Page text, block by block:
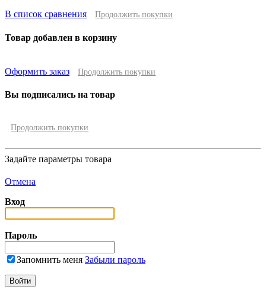
В список сравнения Продолжить покупки
Товар добавлен в корзину
Оформить заказ Продолжить покупки
Вы подписались на товар
Продолжить покупки
Задайте параметры товара
Отмена
Вход
Пароль
Запомнить меня Забыли пароль